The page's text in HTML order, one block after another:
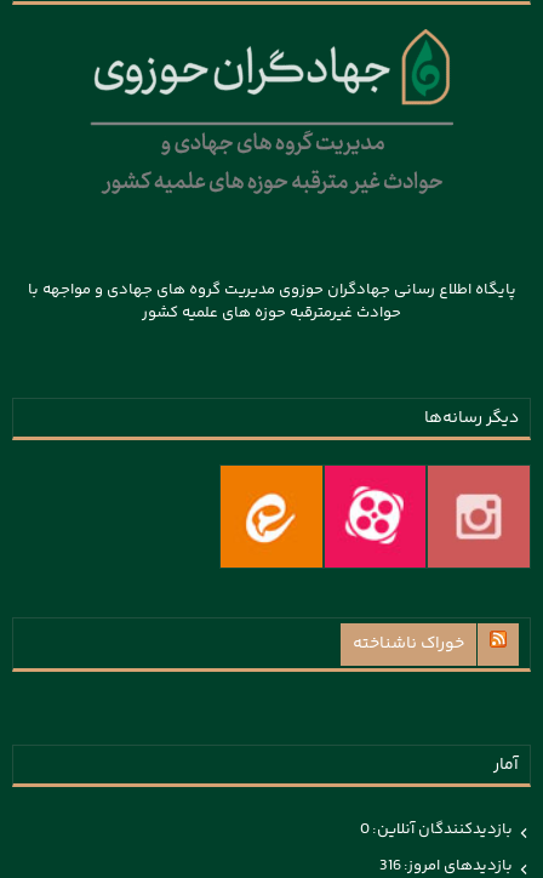
پایگاه اطلاع رسانی جهادگران حوزوی مدیریت گروه های جهادی و مواجهه با
حوادث غیرمترقبه حوزه های علمیه کشور
دیگر رسانه‌ها
خوراک ناشناخته
آمار
بازدیدکنندگان آنلاین:0
بازدیدهای امروز:316